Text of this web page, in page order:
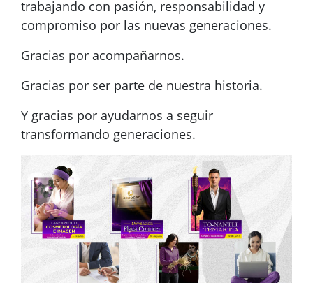
trabajando con pasión, responsabilidad y
compromiso por las nuevas generaciones.
Gracias por acompañarnos.
Gracias por ser parte de nuestra historia.
Y gracias por ayudarnos a seguir
transformando generaciones.